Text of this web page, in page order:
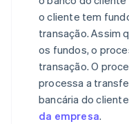
o cliente tem
transação. Assim
os fundos, o
transação. O
processa a
bancária do
da empresa.